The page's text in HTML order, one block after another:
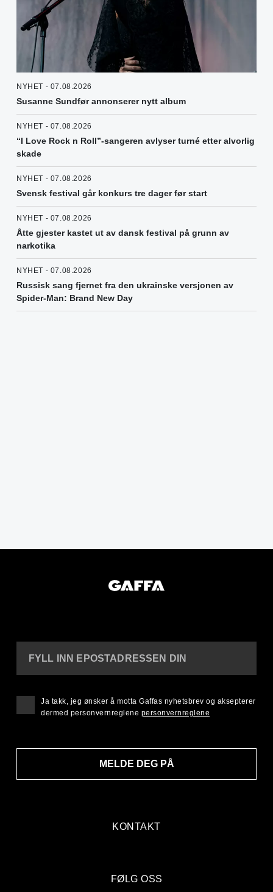
NYHET - 07.08.2026
Susanne Sundfør annonserer nytt album
NYHET - 07.08.2026
“I Love Rock n Roll”-sangeren avlyser turné etter alvorlig
skade
NYHET - 07.08.2026
Svensk festival går konkurs tre dager før start
NYHET - 07.08.2026
Åtte gjester kastet ut av dansk festival på grunn av
narkotika
NYHET - 07.08.2026
Russisk sang fjernet fra den ukrainske versjonen av
Spider-Man: Brand New Day
KONTAKT
FYLL INN EPOSTADRESSEN DIN
MELDE DEG PÅ
Ja takk, jeg ønsker å motta Gaffas nyhetsbrev og aksepterer
dermed personvernreglene personvernreglene
FØLG OSS